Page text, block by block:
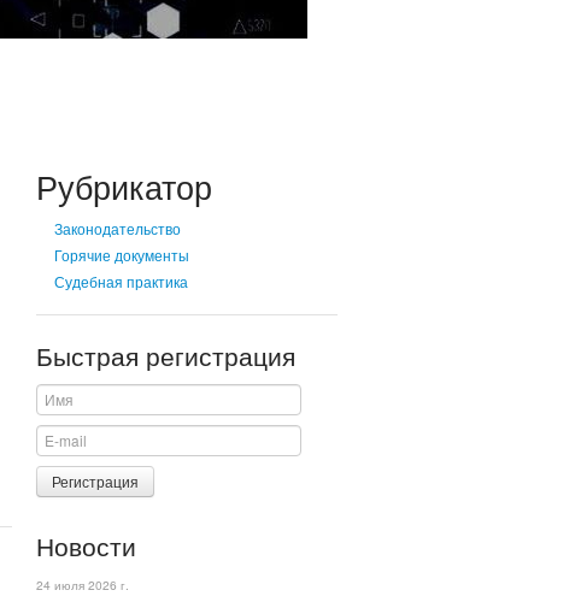
Рубрикатор
Законодательство
Горячие документы
Судебная практика
Быстрая регистрация
Регистрация
Новости
24 июля 2026 г.